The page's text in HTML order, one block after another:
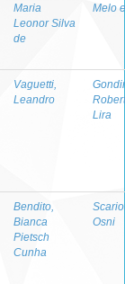
Maria
Leonor Silva
de
Melo e
Vaguetti,
Leandro
Lira
Bendito,
Bianca
Pietsch
Cunha
Osni